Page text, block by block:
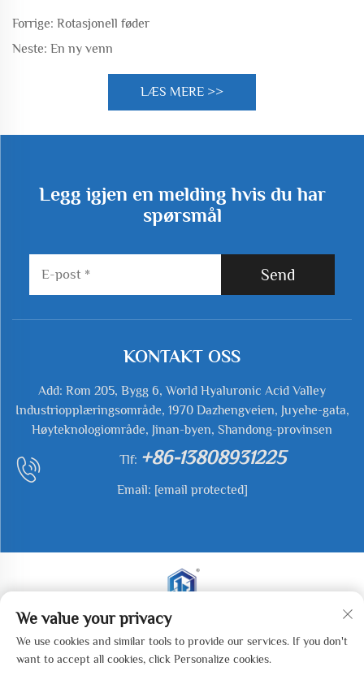
Forrige: Rotasjonell føder
Neste: En ny venn
LÆS MERE >>
Legg igjen en melding hvis du har
spørsmål
Send
KONTAKT OSS
Add: Rom 205, Bygg 6, World Hyaluronic Acid Valley
Industriopplæringsområde, 1970 Dazhengveien, Juyehe-gata,
Høyteknologiområde, Jinan-byen, Shandong-provinsen
Tlf: +86-13808931225
Email: [email protected]
Copyright © 2026 Jianyu Weiye (Jinan) Machinery
Technology Co., LTD Alle rettigheter forbeholdt. -
Personvernerklæring
We value your privacy
We use cookies and similar tools to provide our services. If you don't
want to accept all cookies, click Personalize cookies.